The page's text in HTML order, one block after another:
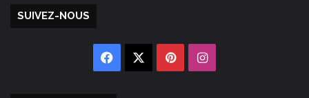
SUIVEZ-NOUS
Facebook PinterestInstagram